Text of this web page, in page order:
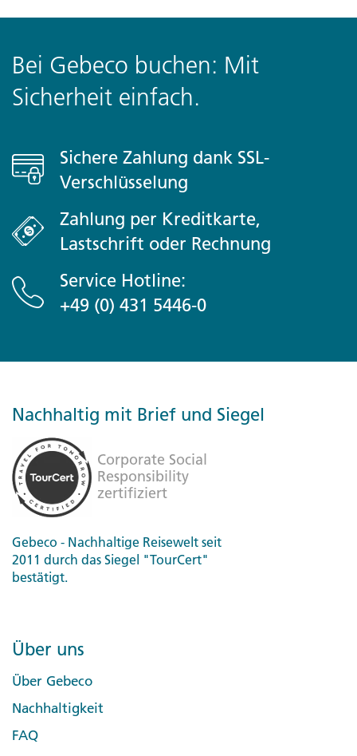
Bei Gebeco buchen: Mit
Sicherheit einfach.
Sichere Zahlung dank SSL-
Verschlüsselung
Zahlung per Kreditkarte,
Lastschrift oder Rechnung
Service Hotline:
+49 (0) 431 5446-0
Nachhaltig mit Brief und Siegel
Gebeco - Nachhaltige Reisewelt seit
2011 durch das Siegel "TourCert"
bestätigt.
Über uns
Über Gebeco
Nachhaltigkeit
FAQ